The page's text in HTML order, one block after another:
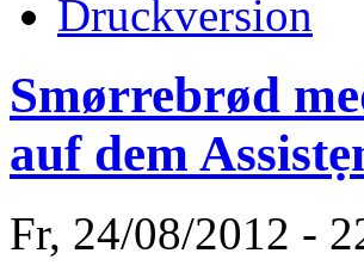
Smørrebrød
auf dem
Fr, 24/08/2012 -